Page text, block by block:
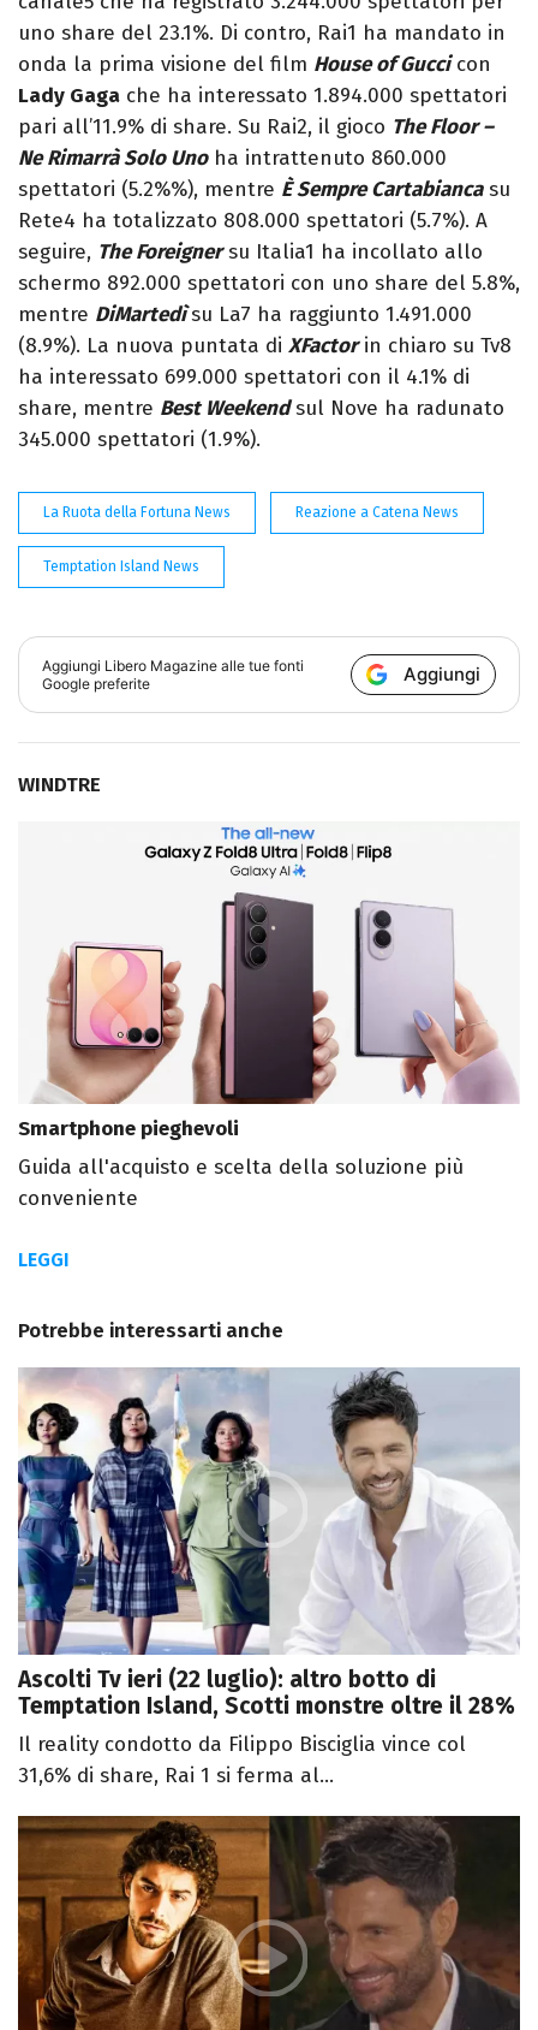
uno share del 23.1%. Di contro, Rai1 ha mandato in
onda la prima visione del film House of Guccicon
Lady Gaga che ha interessato 1.894.000 spettatori
pari all’11.9% di share. Su Rai2, il gioco The Floor –
Ne Rimarrà Solo Unoha intrattenuto 860.000
spettatori (5.2%%), mentre È Sempre Cartabiancasu
Rete4 ha totalizzato 808.000 spettatori (5.7%). A
seguire, The Foreignersu Italia1 ha incollato allo
schermo 892.000 spettatori con uno share del 5.8%,
mentre DiMartedìsu La7 ha raggiunto 1.491.000
(8.9%). La nuova puntata di XFactorin chiaro su Tv8
ha interessato 699.000 spettatori con il 4.1% di
share, mentre Best Weekendsul Nove ha radunato
345.000 spettatori (1.9%).
La Ruota della Fortuna News Reazione a Catena News
Temptation Island News
Aggiungi Libero Magazine alle tue fonti
Google preferite
Aggiungi
WINDTRE
Smartphone pieghevoli
Guida all'acquisto e scelta della soluzione più
conveniente
LEGGI
Potrebbe interessarti anche
Ascolti Tv ieri (22 luglio): altro botto di
Temptation Island, Scotti monstre oltre il 28%
Il reality condotto da Filippo Bisciglia vince col
31,6% di share, Rai 1 si ferma al...